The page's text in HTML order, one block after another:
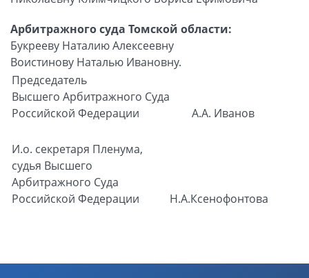
Арбитражного суда Томской области:
Букрееву Наталию Алексеевну
Воистинову Наталью Ивановну.
Председатель
Высшего Арбитражного Суда
Российской Федерации
А.А. Иванов
И.о. секретаря Пленума,
судья Высшего
Арбитражного Суда
Российской Федерации
Н.А.Ксенофонтова